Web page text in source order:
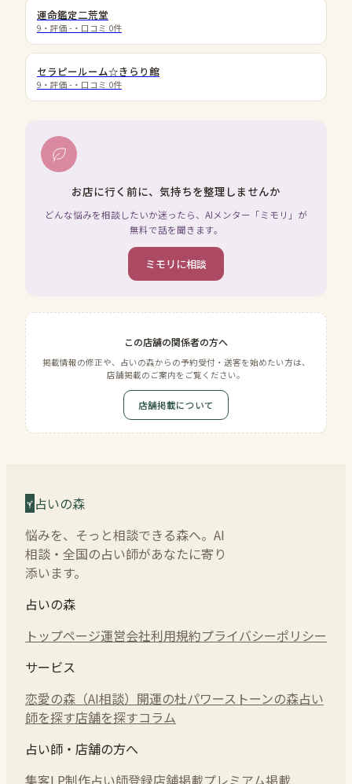
運命鑑定二荒堂
9 ・評価 - ・口コミ 0件
セラピールーム☆きらり館
9 ・評価 - ・口コミ 0件
お店に行く前に、気持ちを整理しませんか
どんな悩みを相談したいか迷ったら、AIメンター「ミモリ」が
無料で話を聞きます。
ミモリに相談
この店舗の関係者の方へ
掲載情報の修正や、占いの森からの予約受付・送客を始めたい方は、
店舗掲載のご案内をご覧ください。
店舗掲載について
占いの森
悩みを、そっと相談できる森へ。AI
相談・全国の占い師があなたに寄り
添います。
占いの森
トップページ運営会社利用規約プライバシーポリシー
サービス
恋愛の森（AI相談） 開運の杜パワーストーンの森占い
師を探す店舗を探すコラム
占い師・店舗の方へ
集客LP制作占い師登録店舗掲載プレミアム掲載